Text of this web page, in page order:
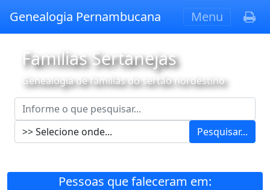
Genealogia Pernambucana Menu
Famílias Sertanejas
Genealogia de famílias do sertão nordestino
Pesquisar...
Pessoas que faleceram em: